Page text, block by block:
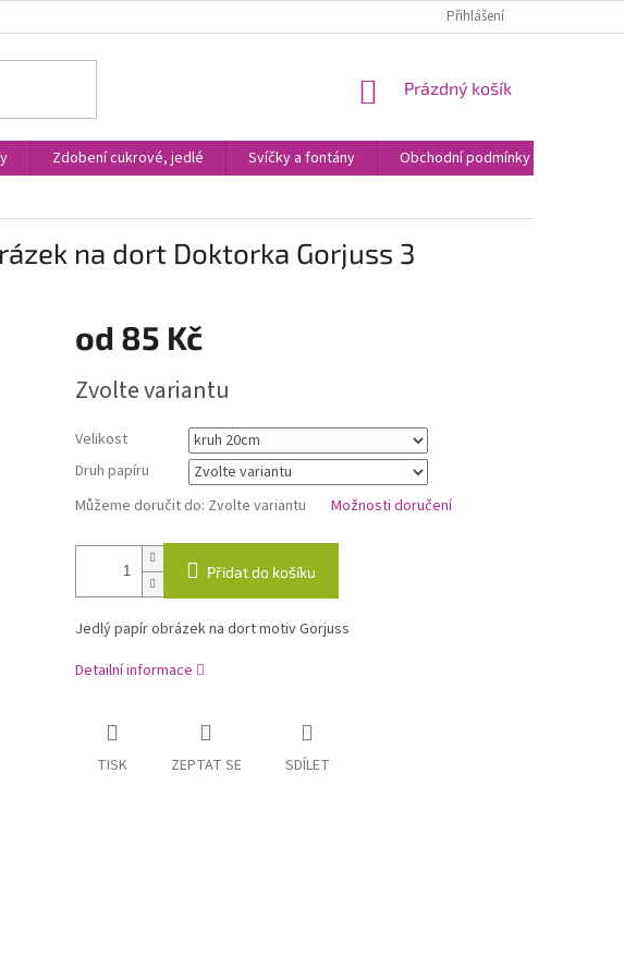
Přihlášení
NÁKUPNÍ
Prázdný košík
Zdobení cukrové, jedlé Svíčky a fontány Obchodní podmínky
na dort Doktorka Gorjuss 3
od 85 Kč
cena:
Zvolte variantu
Velikost
Druh papíru
Můžeme doručit do: Zvolte variantu Možnosti doručení
Přidat do košíku
Jedlý papír obrázek na dort motiv Gorjuss
Detailní informace
TISK ZEPTAT SE SDÍLET